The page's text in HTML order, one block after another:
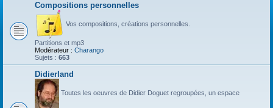
Compositions personnelles
Vos compositions, créations personnelles.
Partitions et mp3
Modérateur : Charango
Sujets : 663
Didierland
Toutes les oeuvres de Didier Doguet regroupées, un espace